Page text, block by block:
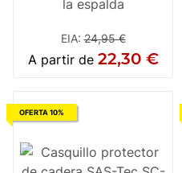
la espalda
EIA:24,95 €
A partir de 22,30 €
OFERTA 10%